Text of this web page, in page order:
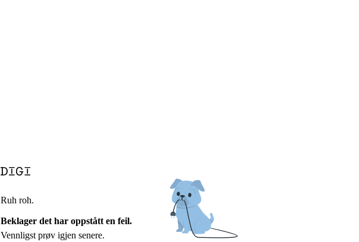
Ruh roh.
Beklager det har oppstått en feil.
Vennligst prøv igjen senere.